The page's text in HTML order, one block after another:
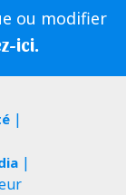
ou modifier
ici.
|
|